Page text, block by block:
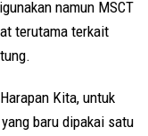
namun MSCT
terutama terkait
Kita, untuk
baru dipakai satu